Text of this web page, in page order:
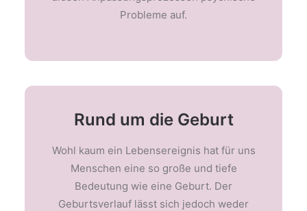
Probleme auf.
Rund um die Geburt
Wohl kaum ein Lebensereignis hat für uns
Menschen eine so große und tiefe
Bedeutung wie eine Geburt. Der
Geburtsverlauf lässt sich jedoch weder